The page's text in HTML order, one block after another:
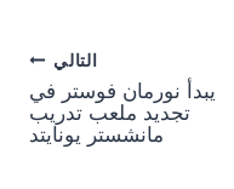
التالي
يبدأ نورمان فوستر في
تجديد ملعب تدريب
مانشستر يونايتد